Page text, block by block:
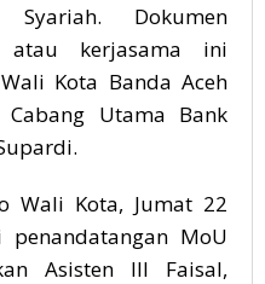
Dokumen
atau kerjasama ini
Kota Banda Aceh
Utama Bank
Wali Kota, Jumat 22
penandatangan MoU
Asisten III Faisal,